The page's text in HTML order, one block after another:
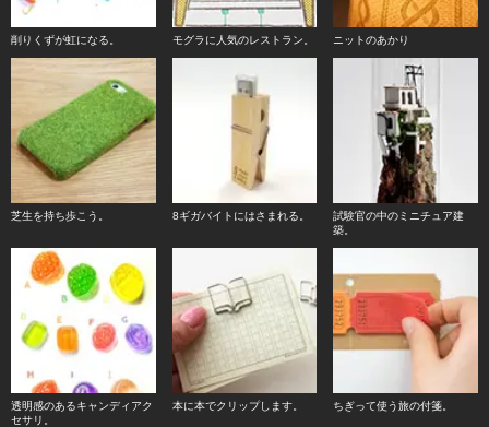
削りくずが虹になる。 モグラに人気のレストラン。 ニットのあかり
芝生を持ち歩こう。 8ギガバイトにはさまれる。
試験官の中のミニチュア建
築。
透明感のあるキャンディアク
セサリ。
本に本でクリップします。 ちぎって使う旅の付箋。